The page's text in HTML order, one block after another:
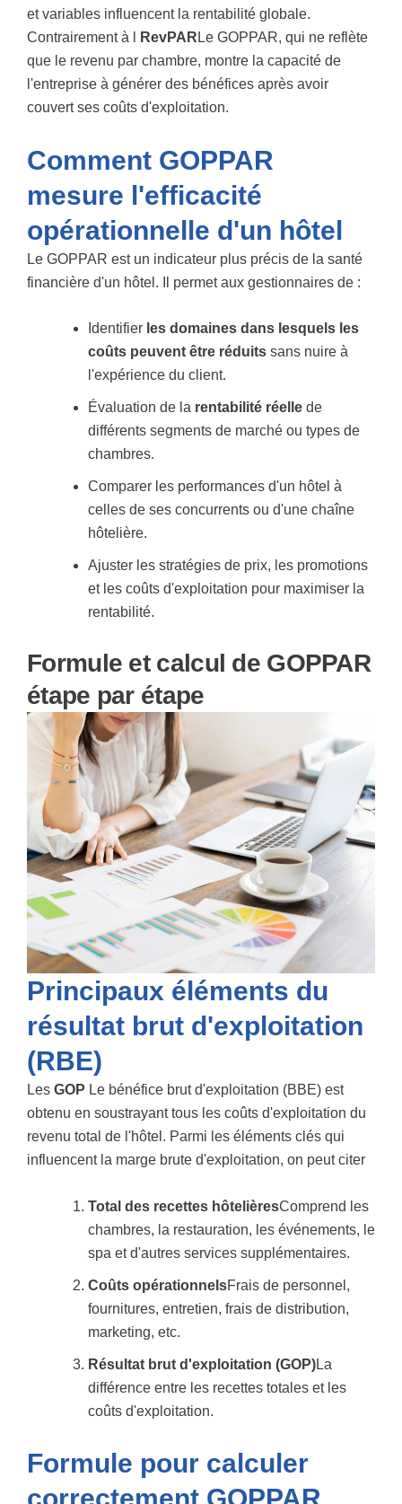
et variables influencent la rentabilité globale.
Contrairement à l
RevPAR Le GOPPAR, qui ne reflète
que le revenu par chambre, montre la capacité de
l'entreprise à générer des bénéfices après avoir
couvert ses coûts d'exploitation.
Comment GOPPAR
mesure l'efficacité
opérationnelle d'un hôtel
Le GOPPAR est un indicateur plus précis de la santé
financière d'un hôtel. Il permet aux gestionnaires de :
Identifier les domaines dans lesquels les
coûts peuvent être réduits sans nuire à
l'expérience du client.
Évaluation de la rentabilité réelle de
différents segments de marché ou types de
chambres.
Comparer les performances d'un hôtel à
celles de ses concurrents ou d'une chaîne
hôtelière.
Ajuster les stratégies de prix, les promotions
et les coûts d'exploitation pour maximiser la
rentabilité.
Formule et calcul de GOPPAR
étape par étape
Principaux éléments du
résultat brut d'exploitation
(RBE)
Les GOP Le bénéfice brut d'exploitation (BBE) est
obtenu en soustrayant tous les coûts d'exploitation du
revenu total de l'hôtel. Parmi les éléments clés qui
influencent la marge brute d'exploitation, on peut citer
Total des recettes hôtelièresComprend les
chambres, la restauration, les événements, le
spa et d'autres services supplémentaires.
Coûts opérationnelsFrais de personnel,
fournitures, entretien, frais de distribution,
marketing, etc.
Résultat brut d'exploitation (GOP)La
différence entre les recettes totales et les
coûts d'exploitation.
Formule pour calculer